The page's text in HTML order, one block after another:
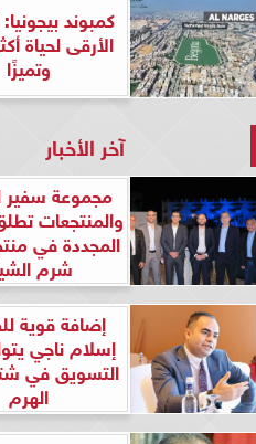
كمبوند
الأرقى لحياة
وتميزًا
آخر الأخبار
مجموعة سفير
والمنتجعات
المجددة في
شرم
إضافة قوية
إسلام ناجي
التسويق في
الهرم